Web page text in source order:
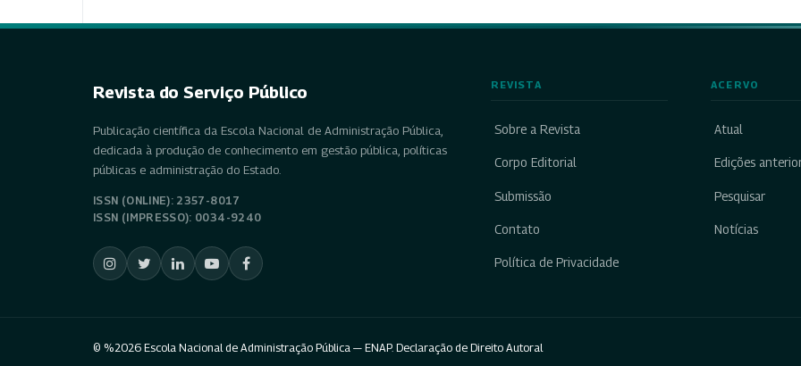
Revista do Serviço Público
Publicação científica da Escola Nacional de Administração Pública,
dedicada à produção de conhecimento em gestão pública, políticas
públicas e administração do Estado.
ISSN (ONLINE): 2357-8017
ISSN (IMPRESSO): 0034-9240
REVISTA
Sobre a Revista
Corpo Editorial
Submissão
Contato
Política de Privacidade
ACERVO
Atual
Edições
Pesquisar
Notícias
© %2026 Escola Nacional de Administração Pública — ENAP. Declaração de Direito Autoral